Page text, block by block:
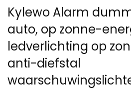
Kylewo Alarm
auto, op zonne-
ledverlichting op
anti-diefstal